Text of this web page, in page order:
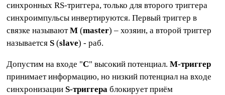
синхронных RS-триггера, только для второго триггера
синхроимпульсы инвертируются. Первый триггер в
связке называютM (master) – хозяин, а второй триггер
называетсяS (slave) - раб.
Допустим на входе "С" высокий потенциал.М-триггер
принимает информацию, но низкий потенциал на входе
синхронизацииS-триггера блокирует приём